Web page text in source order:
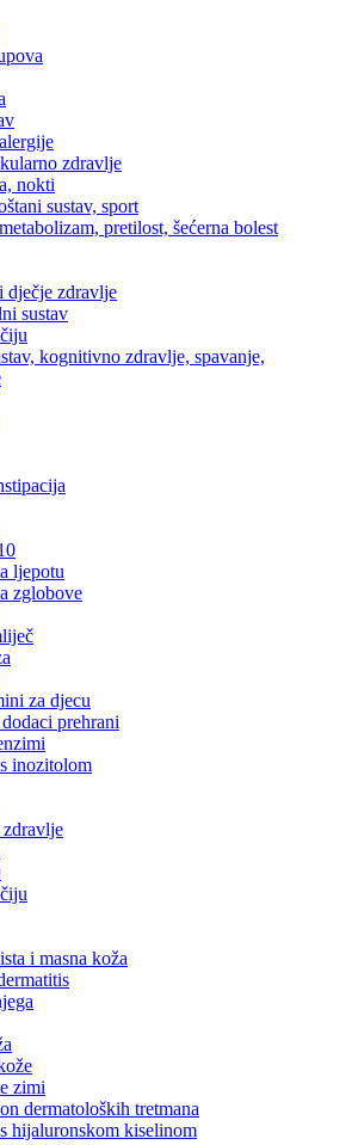
zdravlje
nokti
sustav, sport
pretilost, šećerna bolest
dječje zdravlje
sustav
kognitivno zdravlje, spavanje,
ljepotu
zglobove
za djecu
prehrani
inozitolom
i masna koža
zimi
dermatoloških tretmana
hijaluronskom kiselinom